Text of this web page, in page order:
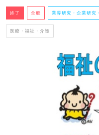
終了 全般 業界研究・企業研究
医療・福祉・介護